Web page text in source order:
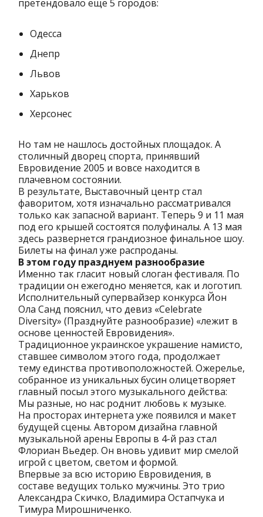
претендовало еще 5 городов:
Одесса
Днепр
Львов
Харьков
Херсонес
Но там не нашлось достойных площадок. А
столичный дворец спорта, принявший
Евровидение 2005 и вовсе находится в
плачевном состоянии.
В результате, Выставочный центр стал
фаворитом, хотя изначально рассматривался
только как запасной вариант. Теперь 9 и 11 мая
под его крышей состоятся полуфиналы. А 13 мая
здесь развернется грандиозное финальное шоу.
Билеты на финал уже распроданы.
В этом году празднуем разнообразие
Именно так гласит новый слоган фестиваля. По
традиции он ежегодно меняется, как и логотип.
Исполнительный супервайзер конкурса Йон
Ола Санд пояснил, что девиз «Celebrate
Diversity» (Празднуйте разнообразие) «лежит в
основе ценностей Евровидения».
Традиционное украинское украшение намисто,
ставшее символом этого года, продолжает
тему единства противоположностей. Ожерелье,
собранное из уникальных бусин олицетворяет
главный посыл этого музыкального действа:
Мы разные, но нас роднит любовь к музыке.
На просторах интернета уже появился и макет
будущей сцены. Автором дизайна главной
музыкальной арены Европы в 4-й раз стал
Флориан Вьедер. Он вновь удивит мир смелой
игрой с цветом, светом и формой.
Впервые за всю историю Евровидения, в
составе ведущих только мужчины. Это трио
Александра Скичко, Владимира Остапчука и
Тимура Мирошниченко.